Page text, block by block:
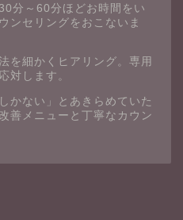
分～60分ほどお時間をい
ンセリングをおこないま
を細かくヒアリング。専用
対します。
かない」とあきらめていた
善メニューと丁寧なカウン